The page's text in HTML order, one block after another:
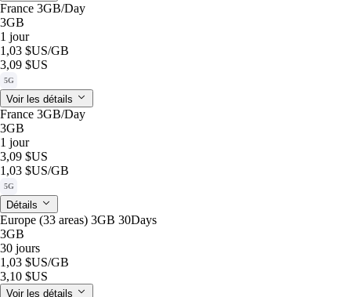
France 3GB/Day
3GB
1 jour
1,03 $US/GB
3,09 $US
5G
Voir les détails
France 3GB/Day
3GB
1 jour
3,09 $US
1,03 $US/GB
5G
Détails
Europe (33 areas) 3GB 30Days
3GB
30 jours
1,03 $US/GB
3,10 $US
Voir les détails